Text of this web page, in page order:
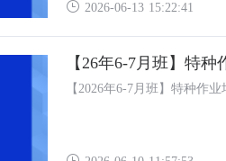
2026-06-13 15:22:41
【26年6-7月班】特
【2026年6-7月班】特种作